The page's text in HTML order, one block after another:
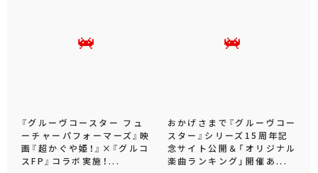
『グルーヴコースター フュ
ーチャーパフォーマーズ』映
画『超かぐや姫！』×『グルコ
スFP』コラボ実施！...
おかげさまで『グルーヴコー
スター』シリーズ15周年記
念サイト公開＆「オリジナル
楽曲ランキング」開催あ...